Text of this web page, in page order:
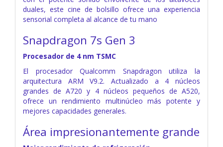
duales, este cine de bolsillo ofrece una experiencia
sensorial completa al alcance de tu mano
Snapdragon 7s Gen 3
Procesador de 4 nm TSMC
El procesador Qualcomm Snapdragon utiliza la
arquitectura ARM V9.2. Actualizado a 4 núcleos
grandes de A720 y 4 núcleos pequeños de A520,
ofrece un rendimiento multinúcleo más potente y
mejores capacidades generales.
Área impresionantemente grande